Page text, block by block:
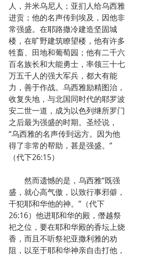
人，并米乌尼人；亚扪人给乌西雅
进贡；他的名声传到埃及，因他非
常强盛。在耶路撒冷建造坚固城
楼，在旷野建筑瞭望楼，他有许多
牲畜、田地和葡萄园；他有二千六
百名族长和大能勇士，率领三十七
万五千人的强大军兵，都大有能
力，善于作战。乌西雅励精图治，
收复失地，与北国同时代的耶罗波
安二世一道，成为以色列继所罗门
之后最为强盛的时期。圣经说，
“乌西雅的名声传到远方。因为他
得了非常的帮助，甚是强盛。”
（代下26:15）
然而遗憾的是，乌西雅“既强
盛，就心高气傲，以致行事邪僻，
干犯耶和华他的神。”（代下
26:16）他进耶和华的殿，僭越祭
祀之位，要在耶和华殿的香坛上烧
香，而且不听祭祀亚撒利雅的劝
阻，以至于耶和华神亲自击打他，